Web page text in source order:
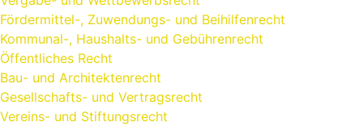
Fördermittel-, Zuwendungs- und Beihilfenrecht
Kommunal-, Haushalts- und Gebührenrecht
Öffentliches Recht
Bau- und Architektenrecht
Gesellschafts- und Vertragsrecht
Vereins- und Stiftungsrecht